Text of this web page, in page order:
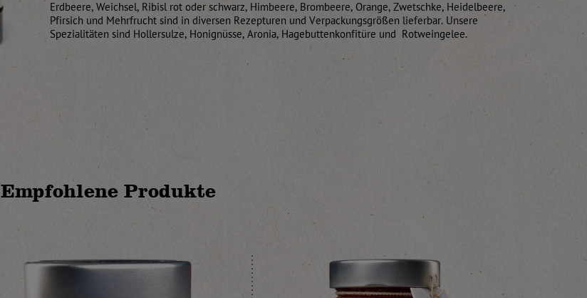
Erdbeere, Weichsel, Ribisl rot oder schwarz, Himbeere, Brombeere, Orange, Zwetschke, Heidelbeere,
Pfirsich und Mehrfrucht sind in diversen Rezepturen und Verpackungsgrößen lieferbar. Unsere
Spezialitäten sind Hollersulze, Honignüsse, Aronia, Hagebuttenkonfitüre und Rotweingelee.
Empfohlene Produkte